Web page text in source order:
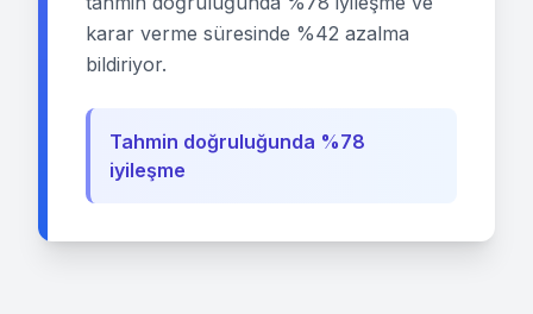
karar verme süresinde %42 azalma
bildiriyor.
Tahmin doğruluğunda %78
iyileşme